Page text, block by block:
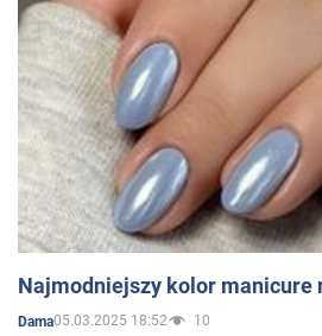
Najmodniejszy kolor manicure
Dama05.03.2025 18:52 10